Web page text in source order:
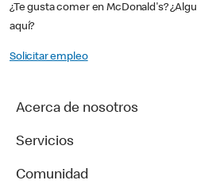
¿Te gusta comer en McDonald's?
aquí?
Solicitar empleo
Acerca de nosotros
Servicios
Comunidad